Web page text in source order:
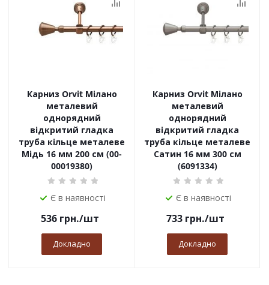
Карниз Orvit Мілано
металевий
однорядний
відкритий гладка
труба кільце металеве
Мідь 16 мм 200 см (00-
00019380)
Є в наявності
536грн./шт
Докладно
Карниз Orvit Мілано
металевий
однорядний
відкритий гладка
труба кільце металеве
Сатин 16 мм 300 см
(6091334)
Є в наявності
733грн./шт
Докладно